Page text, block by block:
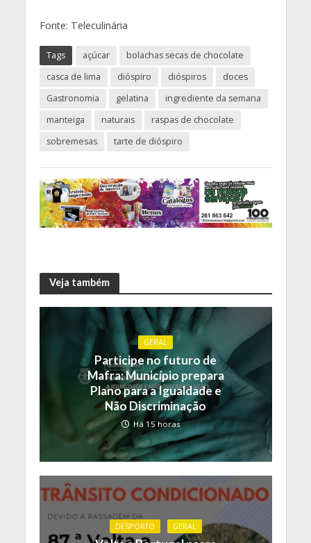
Fonte: Teleculinária
Tags açúcar
bolachas secas de chocolate
casca de lima
dióspiro dióspiros
doces
Gastronomia
gelatina
ingrediente da semana
manteiga
naturais
raspas de chocolate
sobremesas
tarte de dióspiro
Veja também
GERAL
Participe no futuro de
Mafra: Município prepara
Plano para a Igualdade e
Não Discriminação
Há 15 horas
DESPORTO GERAL